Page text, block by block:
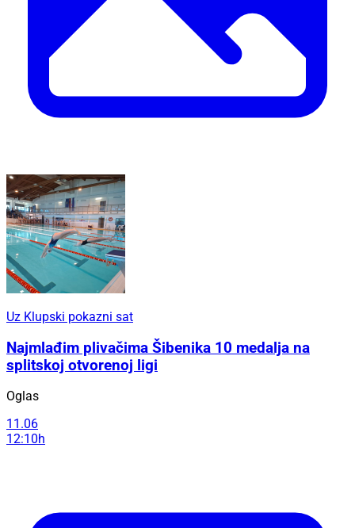
Uz Klupski pokazni sat
Najmlađim plivačima Šibenika 10 medalja na
splitskoj otvorenoj ligi
Oglas
11.06
12:10h